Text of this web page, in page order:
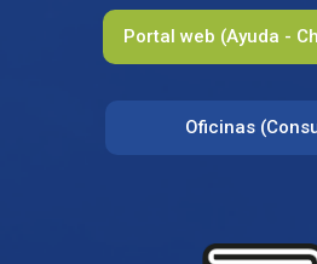
Portal web (Ayuda -
Oficinas